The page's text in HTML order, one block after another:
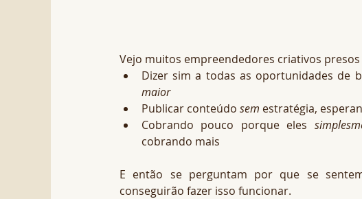
Vejo muitos empreendedores criativos
Dizer sim a todas as oportunidades de
maior
Publicar conteúdo sem estratégia,
Cobrando pouco porque eles
cobrando mais
E então se perguntam por que se
conseguirão fazer isso funcionar.